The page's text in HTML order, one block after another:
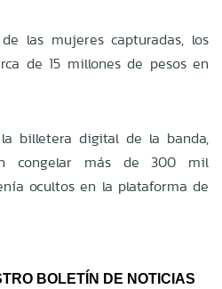
las mujeres capturadas, los
de 15 millones de pesos en
billetera digital de la banda,
congelar más de 300 mil
ocultos en la plataforma de
BOLETÍN DE NOTICIAS